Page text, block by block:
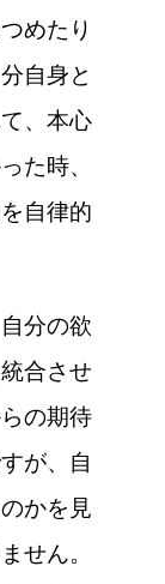
めたり
自身と
、本心
た時、
自律的
分の欲
合させ
の期待
が、自
かを見
せん。